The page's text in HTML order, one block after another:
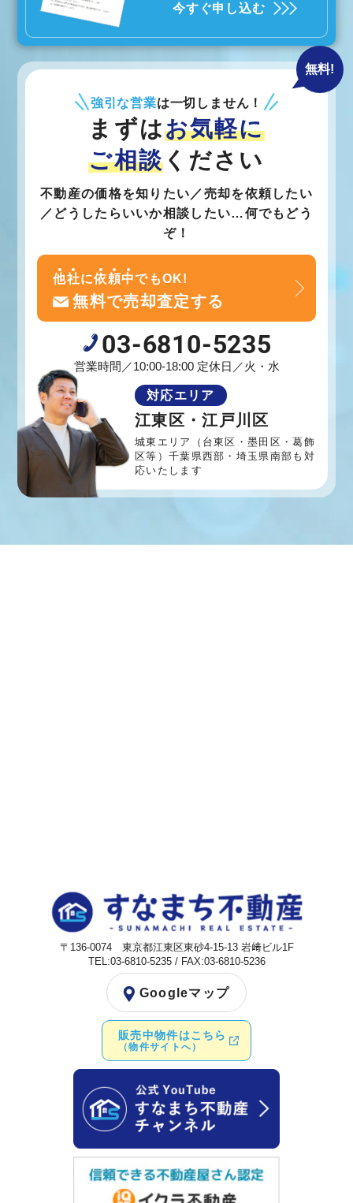
今すぐ申し込む
無料!
強引な営業は一切しません！
まずはお気軽に
ご相談ください
不動産の価格を知りたい／売却を依頼したい
／どうしたらいいか相談したい…何でもどう
ぞ！
他社に依頼中でもOK!
無料で売却査定する
03-6810-5235
営業時間／10:00-18:00 定休日／火・水
対応エリア
江東区・江戸川区
城東エリア（台東区・墨田区・葛飾
区等） 千葉県西部・埼玉県南部も対
応いたします
〒136-0074 東京都江東区東砂4-15-13 岩﨑ビル1F
TEL:03-6810-5235 / FAX:03-6810-5236
Googleマップ
販売中物件はこちら
（物件サイトへ）